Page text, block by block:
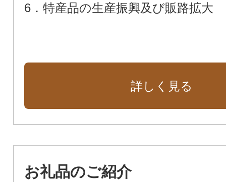
6．特産品の生産振興及び販路拡大
詳しく見る
お礼品のご紹介